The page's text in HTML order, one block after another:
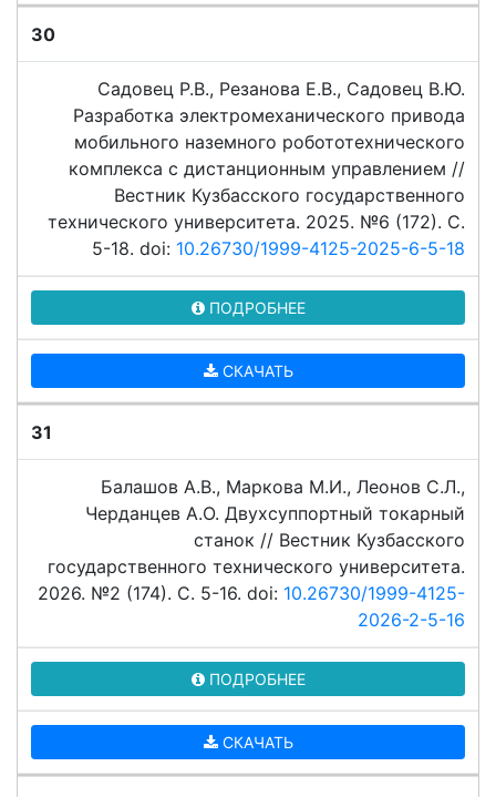
30
Садовец Р.В., Резанова Е.В., Садовец В.Ю.
Разработка электромеханического привода
мобильного наземного робототехнического
комплекса с дистанционным управлением //
Вестник Кузбасского государственного
технического университета. 2025. №6 (172). C.
5-18. doi: 10.26730/1999-4125-2025-6-5-18
ПОДРОБНЕЕ
СКАЧАТЬ
31
Балашов А.В., Маркова М.И., Леонов С.Л.,
Черданцев А.О. Двухсуппортный токарный
станок // Вестник Кузбасского
государственного технического университета.
2026. №2 (174). C. 5-16. doi: 10.26730/1999-4125-
2026-2-5-16
ПОДРОБНЕЕ
СКАЧАТЬ